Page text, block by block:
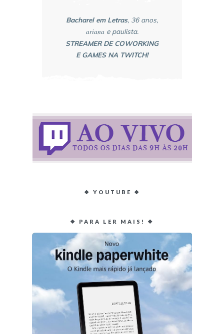
Bacharel em Letras, 36 anos,
arianae paulista.
STREAMER DE COWORKING
E GAMES NA TWITCH!
❖ YOUTUBE ❖
❖ PARA LER MAIS! ❖